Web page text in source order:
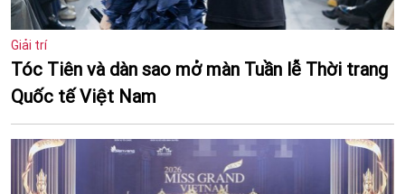
Giải trí
Tóc Tiên và dàn sao mở màn Tuần lễ Thời trang
Quốc tế Việt Nam